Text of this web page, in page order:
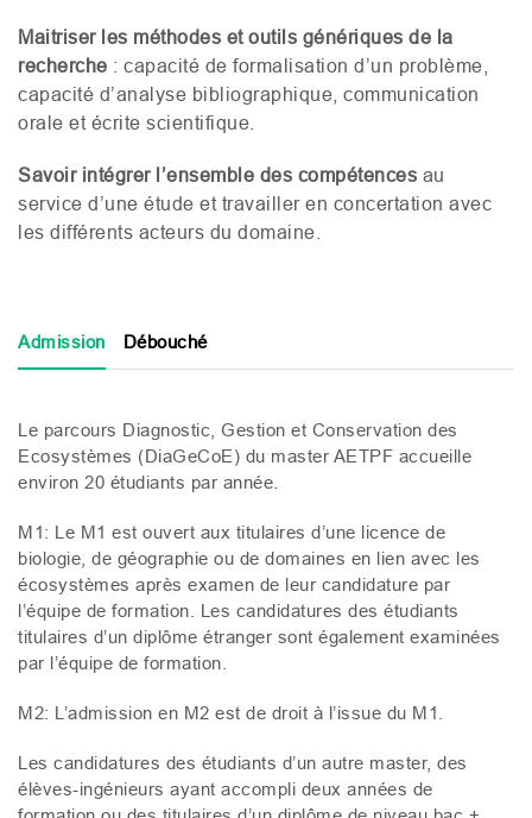
Maitriser les méthodes et outils génériques de la
recherche : capacité de formalisation d’un problème,
capacité d’analyse bibliographique, communication
orale et écrite scientifique.
Savoir intégrer l’ensemble des compétences au
service d’une étude et travailler en concertation avec
les différents acteurs du domaine.
Admission Débouché
Le parcours Diagnostic, Gestion et Conservation des
Ecosystèmes (DiaGeCoE) du master AETPF accueille
environ 20 étudiants par année.
M1: Le M1 est ouvert aux titulaires d’une licence de
biologie, de géographie ou de domaines en lien avec les
écosystèmes après examen de leur candidature par
l’équipe de formation. Les candidatures des étudiants
titulaires d’un diplôme étranger sont également examinées
par l’équipe de formation.
M2: L’admission en M2 est de droit à l’issue du M1
Les candidatures des étudiants d’un autre master, des
élèves-ingénieurs ayant accompli deux années de